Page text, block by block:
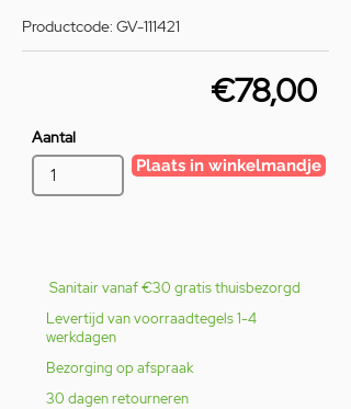
Productcode: GV-111421
€78,00
Aantal
Plaats in winkelmandje
Sanitair vanaf €30 gratis thuisbezorgd
Levertijd van voorraadtegels 1-4
werkdagen
Bezorging op afspraak
30 dagen retourneren